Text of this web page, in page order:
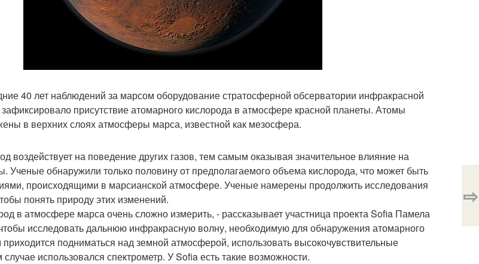
40 лет наблюдений за марсом оборудование стратосферной обсерватории инфракрасной
присутствие атомарного кислорода в атмосфере красной планеты. Атомы
в верхних слоях атмосферы марса, известной как мезосфера.
воздействует на поведение других газов, тем самым оказывая значительное влияние на
Ученые обнаружили только половину от предполагаемого объема кислорода, что может быть
происходящими в марсианской атмосфере. Ученые намерены продолжить исследования
понять природу этих изменений.
в атмосфере марса очень сложно измерить, - рассказывает участница проекта Sofia Памела
исследовать дальнюю инфракрасную волну, необходимую для обнаружения атомарного
подниматься над земной атмосферой, использовать высокочувствительные
использовался спектрометр. У Sofia есть такие возможности.
⇨